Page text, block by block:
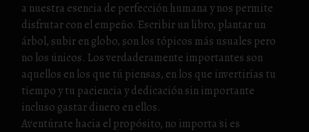
a nuestra esencia de perfección humana y nos permite
disfrutar con el empeño. Escribir un libro, plantar un
árbol, subir en globo, son los tópicos más usuales pero
no los únicos. Los verdaderamente importantes son
aquellos en los que tú piensas, en los que invertirías tu
tiempo y tu paciencia y dedicación sin importante
incluso gastar dinero en ellos.
Aventúrate hacia el propósito, no importa si es